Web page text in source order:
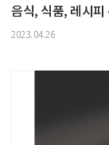
음식, 식
2023.04.26